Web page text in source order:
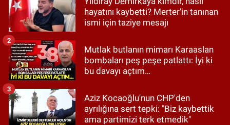
hayatını kaybetti? Merter'in tanınan
ismi için taziye mesajı
Mutlak butlanın mimarı Karaaslan
bombaları peş peşe patlattı: İyi ki
bu davayı açtım…
2
Aziz Kocaoğlu'nun CHP'den
ayrılığına sert tepki: "Biz kaybettik
ama partimizi terk etmedik"
3